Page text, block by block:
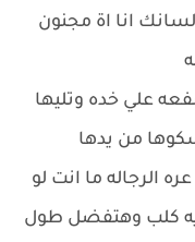
انا اة مجنون
علي خده وتليها
من يدها
الرجاله ما انت لو
كلب وهتفضل طول